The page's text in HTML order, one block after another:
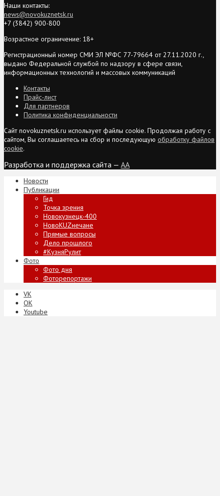
Наши контакты:
news@novokuznetsk.ru
+7 (3842) 900-800
Возрастное ограничение: 18+
Регистрационный номер СМИ ЭЛ №ФС 77-79664 от 27.11.2020 г.,
выдано Федеральной службой по надзору в сфере связи,
информационных технологий и массовых коммуникаций
Контакты
Прайс-лист
Для партнеров
Политика конфиденциальности
Сайт novokuznetsk.ru использует файлы cookie. Продолжая работу с
сайтом, Вы соглашаетесь на сбор и последующую обработку файлов
cookie.
Разработка и поддержка сайта — AA
Новости
Публикации
Гид
Точка зрения
Новокузнецк-400
НовоKUZнечане
Прямые вопросы
Дело прошлого
#КузняРулит
Фото
Фото дня
Фоторепортажи
VK
ОК
Youtube